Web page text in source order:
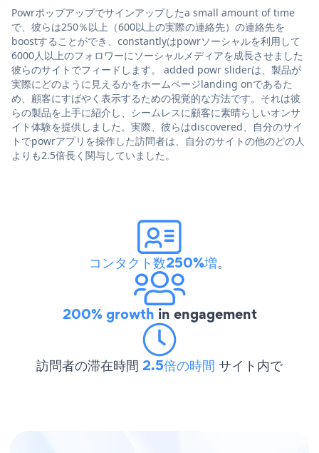
Powrポップアップでサインアップしたa small amount of time
で、彼らは250％以上（600以上の実際の連絡先）の連絡先を
boostすることができ、constantlyはpowrソーシャルを利用して
6000人以上のフォロワーにソーシャルメディアを成長させました
彼らのサイトでフィードします。 added powr sliderは、製品が
実際にどのように見えるかをホームページlanding onであるた
め、顧客にすばやく表示するための視覚的な方法です。それは彼
らの製品を上手に紹介し、シームレスに顧客に素晴らしいオンサ
イト体験を提供しました。実際、彼らはdiscovered、自分のサイ
トでpowrアプリを操作した訪問者は、自分のサイトの他のどの人
よりも2.5倍長く関与していました。
コンタクト数250%増。
200% growth in engagement
訪問者の滞在時間 2.5倍の時間 サイト内で